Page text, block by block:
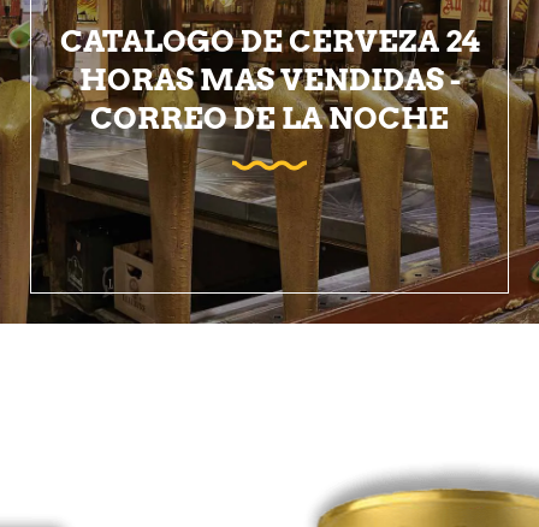
CATALOGO DE CERVEZA 24
HORAS MAS VENDIDAS -
CORREO DE LA NOCHE